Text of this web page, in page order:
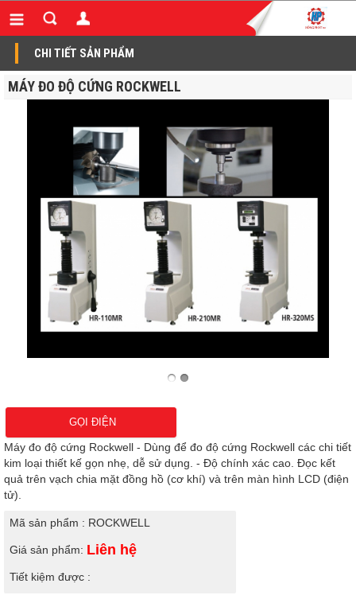
CHI TIẾT SẢN PHẨM
MÁY ĐO ĐỘ CỨNG ROCKWELL
GỌI ĐIỆN
Máy đo độ cứng Rockwell - Dùng để đo độ cứng Rockwell các chi tiết
kim loại thiết kế gọn nhẹ, dễ sử dụng. - Độ chính xác cao. Đọc kết
quả trên vạch chia mặt đồng hồ (cơ khí) và trên màn hình LCD (điện
tử).
Mã sản phẩm : ROCKWELL
Giá sản phẩm: Liên hệ
Tiết kiệm được :